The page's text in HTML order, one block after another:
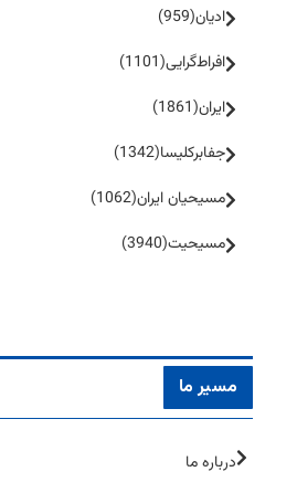
ادیان(959)
افراط‌گرایی(1101)
ایران(1861)
جفا‌بر‌کلیسا(1342)
مسیحیان ایران(1062)
مسیحیت(3940)
مسیر ما
درباره ما